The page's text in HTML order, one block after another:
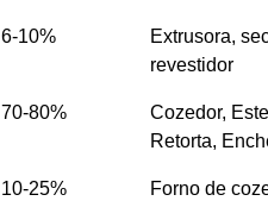
6-10%
Extrusora,
revestidor
70-80%
Cozedor,
Retorta,
10-25%
Forno de